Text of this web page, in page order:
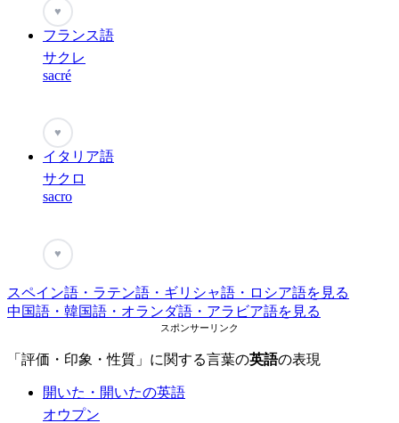
♥
フランス語
サクレ
sacré
♥
イタリア語
サクロ
sacro
♥
スペイン語・ラテン語・ギリシャ語・ロシア語を見る
中国語・韓国語・オランダ語・アラビア語を見る
スポンサーリンク
「評価・印象・性質」に関する言葉の英語の表現
開いた・開いたの英語
オウプン